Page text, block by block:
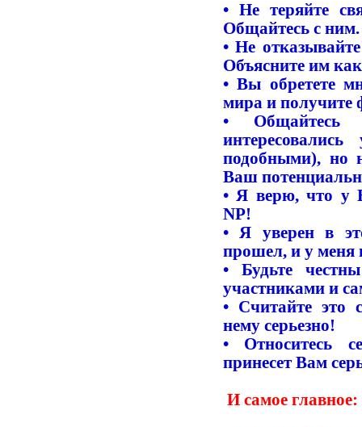
• Не теряйте
Общайтесь с
• Не
Объясните им
• Вы обретете
мира и получите
• Общайтесь
подобными), но
Ваш
• Я верю, что у
NP!
• Я уверен в
прошел, и у меня
• Будьте
участниками и
• Считайте это
нему серьезно!
• Относитесь
принесет Вам
И самое главное: